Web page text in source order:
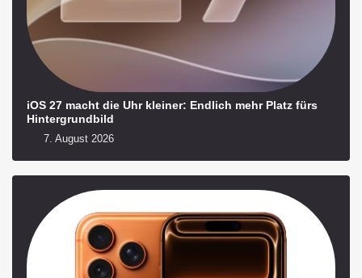
iOS 27 macht die Uhr kleiner: Endlich mehr Platz fürs
Hintergrundbild
7. August 2026